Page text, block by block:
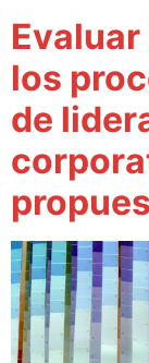
Evaluar
los
de